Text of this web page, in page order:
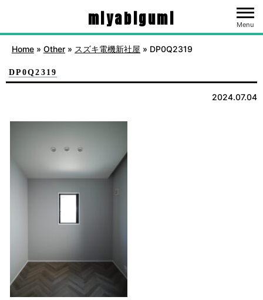
miyabigumi Menu
Home » Other » スズキ電機新社屋 » DP0Q2319
DP0Q2319
2024.07.04